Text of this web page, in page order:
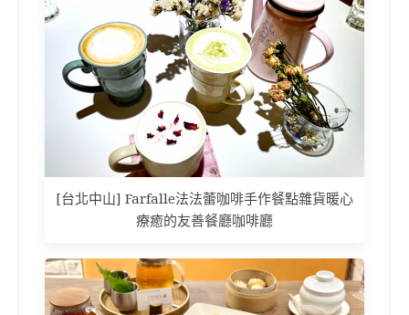
[台北中山] Farfalle法法蕾咖啡手作餐點雜貨暖心
療癒的友善餐廳咖啡廳